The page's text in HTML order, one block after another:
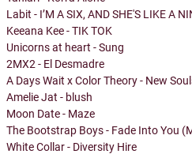
Labit - I’M A SIX, AND SHE'S LIKE A
Keeana Kee - TIK TOK
Unicorns at heart - Sung
2MX2 - El Desmadre
A Days Wait x Color Theory - New
Amelie Jat - blush
Moon Date - Maze
The Bootstrap Boys - Fade Into You
White Collar - Diversity Hire